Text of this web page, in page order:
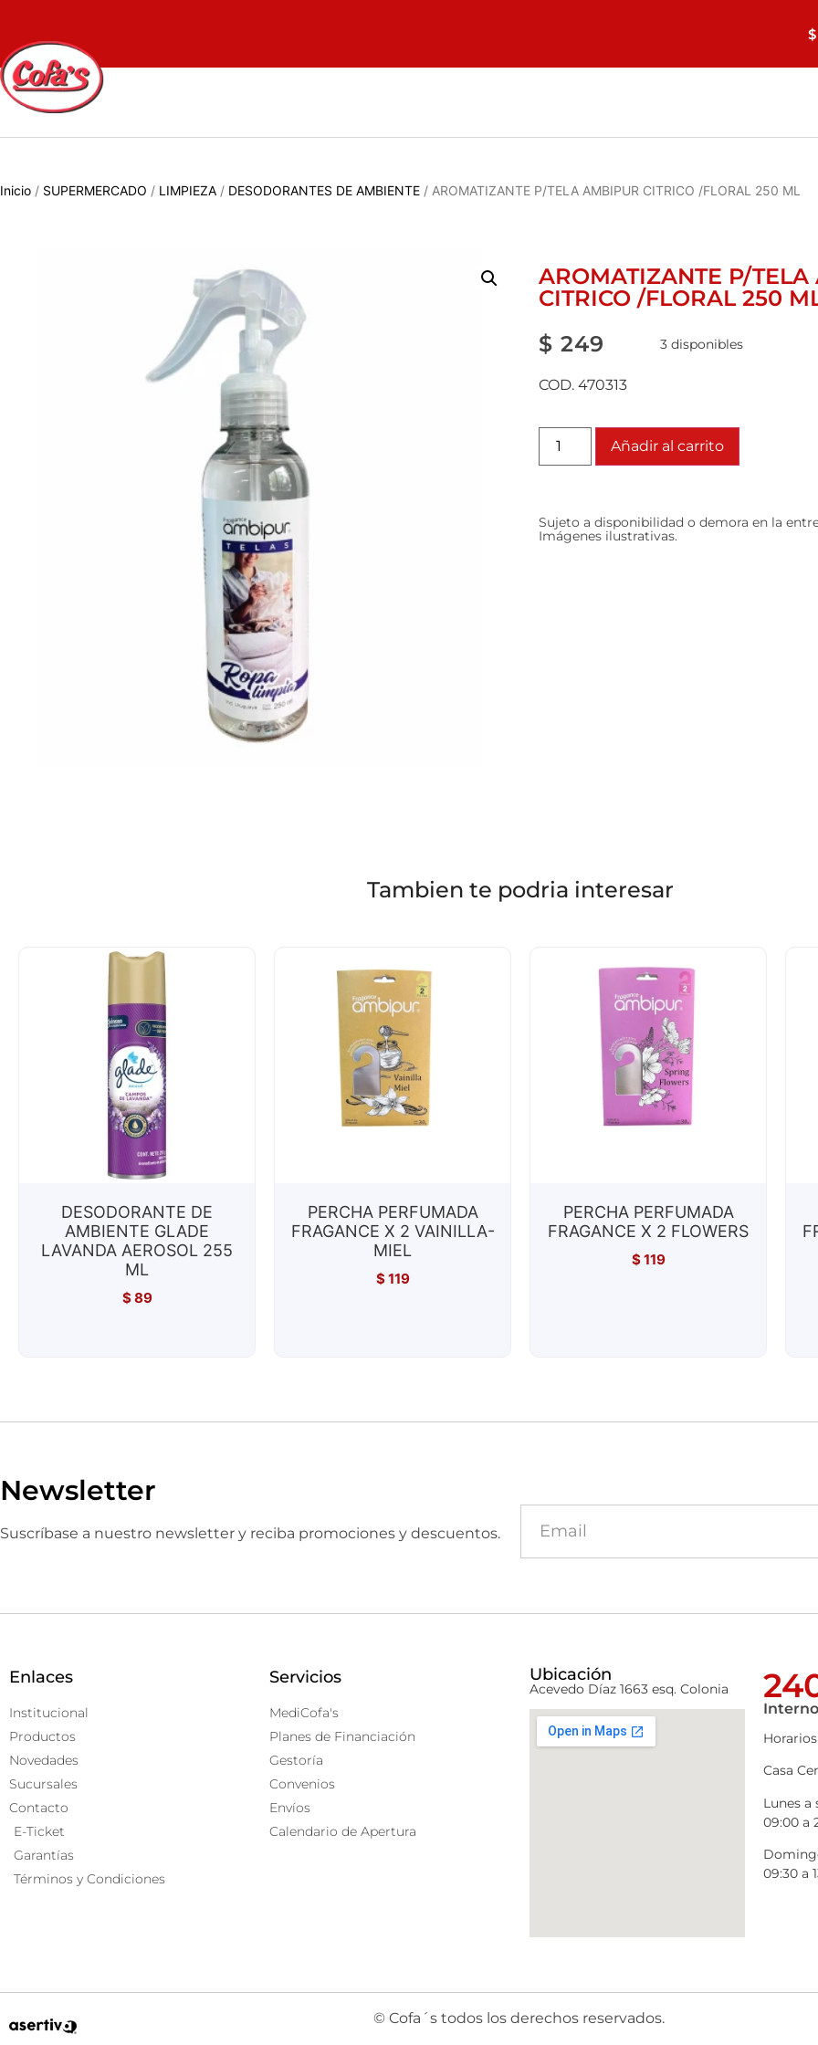
$
Inicio / SUPERMERCADO / LIMPIEZA / DESODORANTES DE AMBIENTE / AROMATIZANTE P/TELA AMBIPUR CITRICO /FLORAL 250 ML
AROMATIZANTE P/
CITRICO /FLORAL 250
$ 249 3 disponibles
COD. 470313
Añadir al carrito
Sujeto a disponibilidad o demora en la
Imágenes ilustrativas.
Tambien te podria interesar
DESODORANTE DE
AMBIENTE GLADE
LAVANDA AEROSOL 255
ML
$89
PERCHA PERFUMADA
FRAGANCE X 2 VAINILLA-
MIEL
$119
PERCHA PERFUMADA
FRAGANCE X 2 FLOWERS
$119
Newsletter
Suscríbase a nuestro newsletter y reciba promociones y descuentos.
Enlaces
Institucional
Productos
Novedades
Sucursales
Contacto
E-Ticket
Garantías
Términos y Condiciones
Servicios
MediCofa's
Planes de Financiación
Gestoría
Convenios
Envíos
Calendario de Apertura
Ubicación
Acevedo Díaz 1663 esq. Colonia
Horarios
Casa
Lunes a
09:00 a
09:30 a
© Cofa´s todos los derechos reservados.